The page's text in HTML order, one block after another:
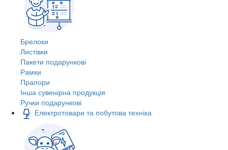
Брелоки
Листівки
Пакети подарункові
Рамки
Прапори
Інша сувенірна продукція
Ручки подарункові
Електротовари та побутова техніка